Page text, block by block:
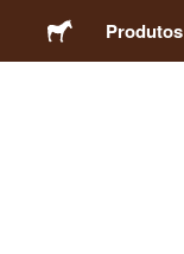
Produtos